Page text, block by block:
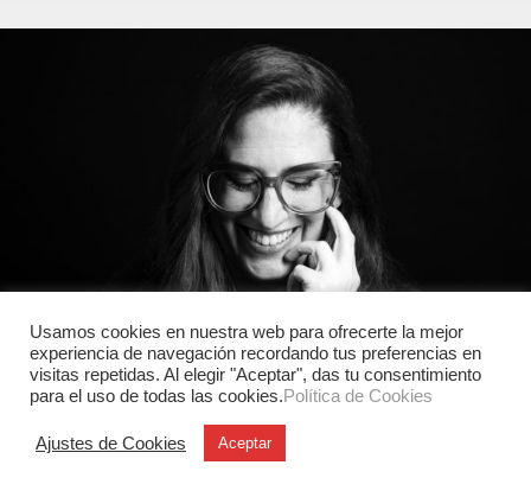
Industrial
Usamos cookies en nuestra web para ofrecerte la mejor
experiencia de navegación recordando tus preferencias en
visitas repetidas. Al elegir "Aceptar", das tu consentimiento
para el uso de todas las cookies.Política de Cookies
Ajustes de Cookies Aceptar